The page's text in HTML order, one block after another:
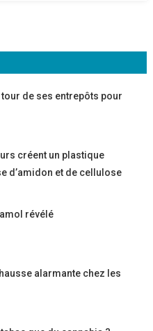
de ses entrepôts pour
créent un plastique
d’amidon et de cellulose
révélé
alarmante chez les